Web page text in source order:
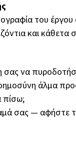
του έργου
και κάθετα
σας να
άλμα
πίσω;
σας — αφήστε